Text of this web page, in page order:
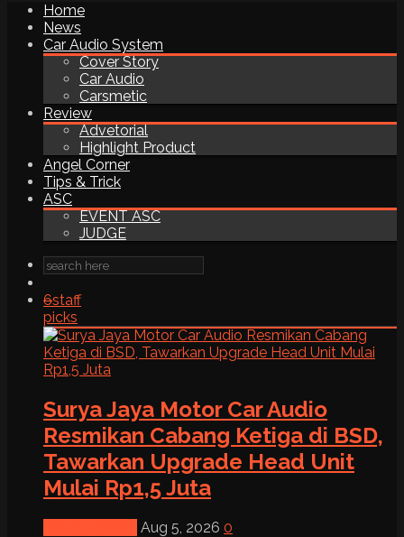
Home
News
Car Audio System
Cover Story
Car Audio
Carsmetic
Review
Advetorial
Highlight Product
Angel Corner
Tips & Trick
ASC
EVENT ASC
JUDGE
6staff
picks
Surya Jaya Motor Car Audio
Resmikan Cabang Ketiga di BSD,
Tawarkan Upgrade Head Unit
Mulai Rp1,5 Juta
Aug 5, 2026 0